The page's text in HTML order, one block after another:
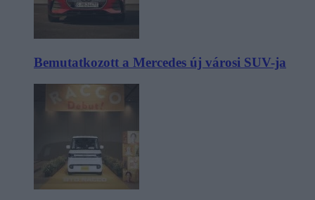
Bemutatkozott a Mercedes új városi SUV-ja